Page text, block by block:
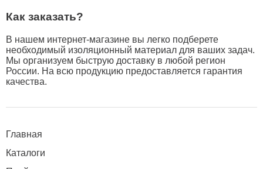
Как заказать?
В нашем интернет-магазине вы легко подберете
необходимый изоляционный материал для ваших задач.
Мы организуем быструю доставку в любой регион
России. На всю продукцию предоставляется гарантия
качества.
Главная
Каталоги